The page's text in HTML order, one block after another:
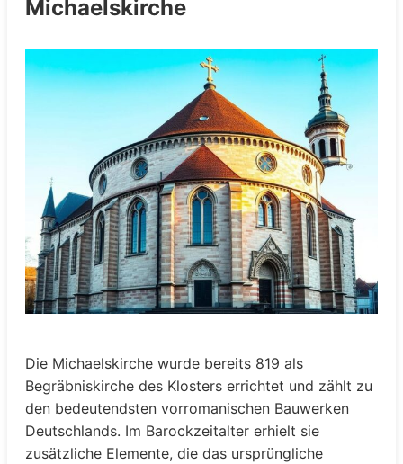
Michaelskirche
Die Michaelskirche wurde bereits 819 als
Begräbniskirche des Klosters errichtet und zählt zu
den bedeutendsten vorromanischen Bauwerken
Deutschlands. Im Barockzeitalter erhielt sie
zusätzliche Elemente, die das ursprüngliche